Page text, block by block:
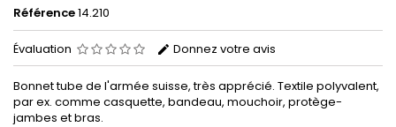
Référence14.210
Évaluation Donnez votre avis
Bonnet tube de l'armée suisse, très apprécié. Textile polyvalent,
par ex. comme casquette, bandeau, mouchoir, protège-
jambes et bras.